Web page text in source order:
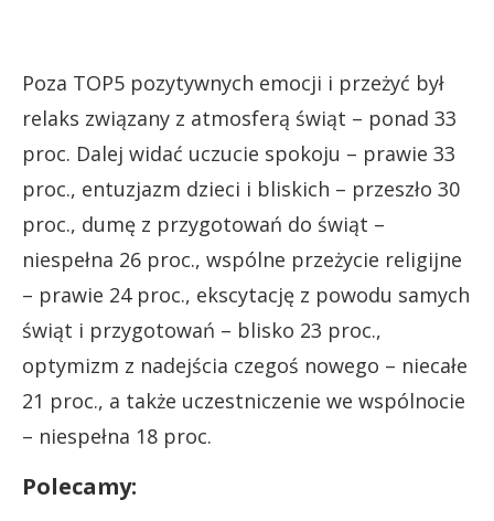
Poza TOP5 pozytywnych emocji i przeżyć był
relaks związany z atmosferą świąt – ponad 33
proc. Dalej widać uczucie spokoju – prawie 33
proc., entuzjazm dzieci i bliskich – przeszło 30
proc., dumę z przygotowań do świąt –
niespełna 26 proc., wspólne przeżycie religijne
– prawie 24 proc., ekscytację z powodu samych
świąt i przygotowań – blisko 23 proc.,
optymizm z nadejścia czegoś nowego – niecałe
21 proc., a także uczestniczenie we wspólnocie
– niespełna 18 proc.
Polecamy: